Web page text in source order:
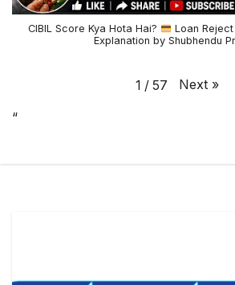
CIBIL Score Kya Hota Hai?
Loan
Explanation by Shubhendu
1 / 57 Next »
“